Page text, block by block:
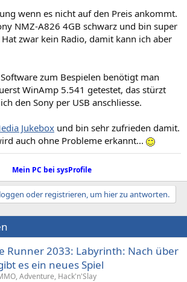
wenn es nicht auf den Preis ankommt.
NMZ-A826 4GB schwarz und bin super
zwar kein Radio, damit kann ich aber
zum Bespielen benötigt man
WinAmp 5.541 getestet, das stürzt
den Sony per USB anschliesse.
Jukebox und bin sehr zufrieden damit.
auch ohne Probleme erkannt...
Mein PC bei sysProfile
oder registrieren, um hier zu antworten.
Runner 2033: Labyrinth: Nach über
es ein neues Spiel
Adventure, Hack'n'Slay